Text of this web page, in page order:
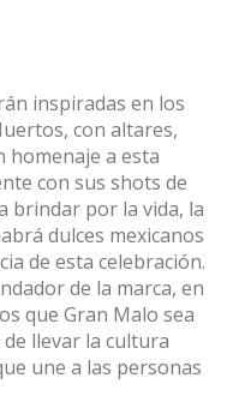
inspiradas en los
con altares,
homenaje a esta
con sus shots de
brindar por la vida, la
dulces mexicanos
de esta celebración.
de la marca, en
que Gran Malo sea
llevar la cultura
une a las personas